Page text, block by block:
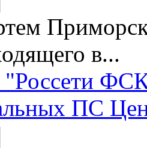
в...
"Россети
ПС